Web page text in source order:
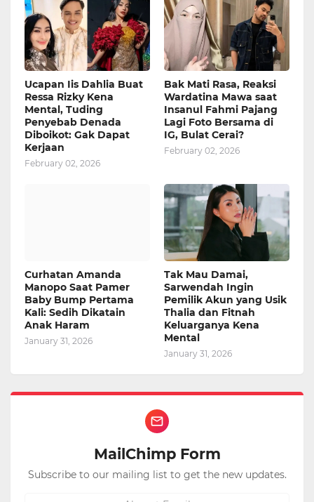
Ucapan Iis Dahlia Buat
Ressa Rizky Kena
Mental, Tuding
Penyebab Denada
Diboikot: Gak Dapat
Kerjaan
February 02, 2026
Bak Mati Rasa, Reaksi
Wardatina Mawa saat
Insanul Fahmi Pajang
Lagi Foto Bersama di
IG, Bulat Cerai?
February 02, 2026
Curhatan Amanda
Manopo Saat Pamer
Baby Bump Pertama
Kali: Sedih Dikatain
Anak Haram
January 31, 2026
Tak Mau Damai,
Sarwendah Ingin
Pemilik Akun yang Usik
Thalia dan Fitnah
Keluarganya Kena
Mental
January 31, 2026
MailChimp Form
Subscribe to our mailing list to get the new updates.